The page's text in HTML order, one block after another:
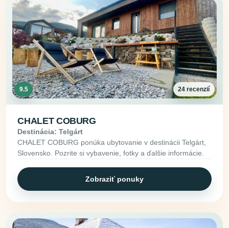
9.5 24 recenzií
CHALET COBURG
Destinácia: Telgárt
CHALET COBURG ponúka ubytovanie v destinácii Telgárt,
Slovensko. Pozrite si vybavenie, fotky a ďalšie informácie.
Zobraziť ponuky